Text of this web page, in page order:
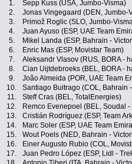
1. Sepp Kuss (USA, Jumbo-Visma)
2.
Jonas Vingegaard (DEN, Jumbo-
3.
Primož Roglic (SLO, Jumbo-
4.
Juan Ayuso (ESP, UAE Team
5.
Mikel Landa (ESP, Bahrain -
6.
Enric Mas (ESP, Movistar Team)
7.
Aleksandr Vlasov (RUS, BORA -
8.
Cian Uijtdebroeks (BEL, BORA -
9.
João Almeida (POR, UAE Team
10.
Santiago Buitrago (COL, Bahrain
11.
Steff Cras (BEL, TotalEnergies)
12.
Remco Evenepoel (BEL, Soudal
13.
Cristián Rodríguez (ESP, Team
14.
Marc Soler (ESP, UAE Team
15.
Wout Poels (NED, Bahrain -
16.
Einer Augusto Rubio (COL,
17.
Juan Pedro López (ESP, Lidl -
Facebook